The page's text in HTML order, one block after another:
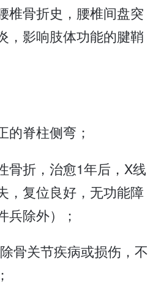
椎骨折史，腰椎间盘突
，影响肢体功能的腱鞘
的脊柱侧弯；
骨折，治愈1年后，X线
，复位良好，无功能障
兵除外）；
骨关节疾病或损伤，不